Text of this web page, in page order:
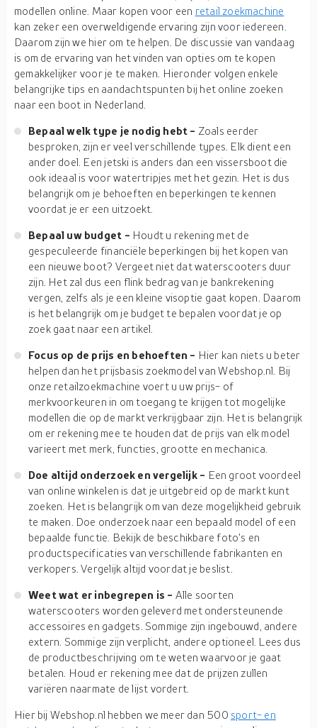
modellen online. Maar kopen voor een retail zoekmachine
kan zeker een overweldigende ervaring zijn voor iedereen.
Daarom zijn we hier om te helpen. De discussie van vandaag
is om de ervaring van het vinden van opties om te kopen
gemakkelijker voor je te maken. Hieronder volgen enkele
belangrijke tips en aandachtspunten bij het online zoeken
naar een boot in Nederland.
Bepaal welk type je nodig hebt - Zoals eerder
besproken, zijn er veel verschillende types. Elk dient een
ander doel. Een jetski is anders dan een vissersboot die
ook ideaal is voor watertripjes met het gezin. Het is dus
belangrijk om je behoeften en beperkingen te kennen
voordat je er een uitzoekt.
Bepaal uw budget - Houdt u rekening met de
gespeculeerde financiële beperkingen bij het kopen van
een nieuwe boot? Vergeet niet dat waterscooters duur
zijn. Het zal dus een flink bedrag van je bankrekening
vergen, zelfs als je een kleine visoptie gaat kopen. Daarom
is het belangrijk om je budget te bepalen voordat je op
zoek gaat naar een artikel.
Focus op de prijs en behoeften - Hier kan niets u beter
helpen dan het prijsbasis zoekmodel van Webshop.nl. Bij
onze retailzoekmachine voert u uw prijs- of
merkvoorkeuren in om toegang te krijgen tot mogelijke
modellen die op de markt verkrijgbaar zijn. Het is belangrijk
om er rekening mee te houden dat de prijs van elk model
varieert met merk, functies, grootte en mechanica.
Doe altijd onderzoek en vergelijk - Een groot voordeel
van online winkelen is dat je uitgebreid op de markt kunt
zoeken. Het is belangrijk om van deze mogelijkheid gebruik
te maken. Doe onderzoek naar een bepaald model of een
bepaalde functie. Bekijk de beschikbare foto's en
productspecificaties van verschillende fabrikanten en
verkopers. Vergelijk altijd voordat je beslist.
Weet wat er inbegrepen is - Alle soorten
waterscooters worden geleverd met ondersteunende
accessoires en gadgets. Sommige zijn ingebouwd, andere
extern. Sommige zijn verplicht, andere optioneel. Lees dus
de productbeschrijving om te weten waarvoor je gaat
betalen. Houd er rekening mee dat de prijzen zullen
variëren naarmate de lijst vordert.
Hier bij Webshop.nl hebben we meer dan 500 sport- en